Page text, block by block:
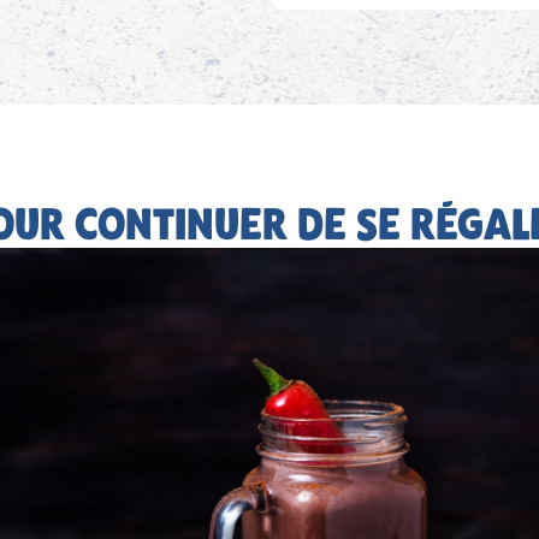
CONTINUER DE SE